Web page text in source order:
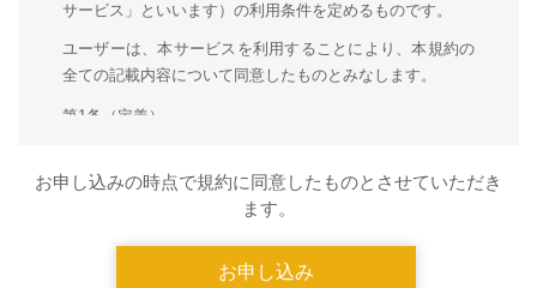
サービス」といいます）の利用条件を定めるものです。
ユーザーは、本サービスを利用することにより、本規約の
全ての記載内容について同意したものとみなします。
第1条（定義）
( 1 ) 「ユーザー」
本サービスを利用するため、利用登録を申請し、第２条に
画像、テキスト、動画等本サービスの提供にあたり掲載す
お申し込みの時点で規約に同意したものとさせていただき
ます。